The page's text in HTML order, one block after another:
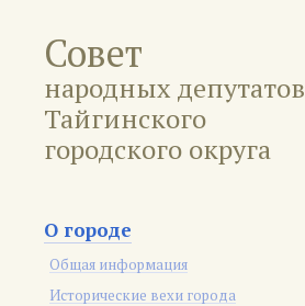
Совет
народных депутатов
Тайгинского
городского округа
О городе
Общая информация
Исторические вехи города